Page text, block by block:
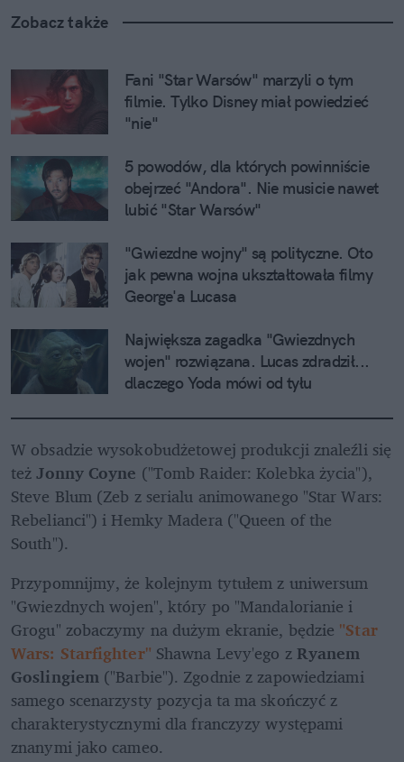
Zobacz także
Fani "Star Warsów" marzyli o tym
filmie. Tylko Disney miał powiedzieć
"nie"
5 powodów, dla których powinniście
obejrzeć "Andora". Nie musicie nawet
lubić "Star Warsów"
"Gwiezdne wojny" są polityczne. Oto
jak pewna wojna ukształtowała filmy
George'a Lucasa
Największa zagadka "Gwiezdnych
wojen" rozwiązana. Lucas zdradził...
dlaczego Yoda mówi od tyłu
W obsadzie wysokobudżetowej produkcji znaleźli się
też Jonny Coyne ("Tomb Raider: Kolebka życia"),
Steve Blum (Zeb z serialu animowanego "Star Wars:
Rebelianci") i Hemky Madera ("Queen of the
South").
Przypomnijmy, że kolejnym tytułem z uniwersum
"Gwiezdnych wojen", który po "Mandalorianie i
Grogu" zobaczymy na dużym ekranie, będzie "Star
Wars: Starfighter" Shawna Levy'ego z Ryanem
Goslingiem ("Barbie"). Zgodnie z zapowiedziami
samego scenarzysty pozycja ta ma skończyć z
charakterystycznymi dla franczyzy występami
znanymi jako cameo.